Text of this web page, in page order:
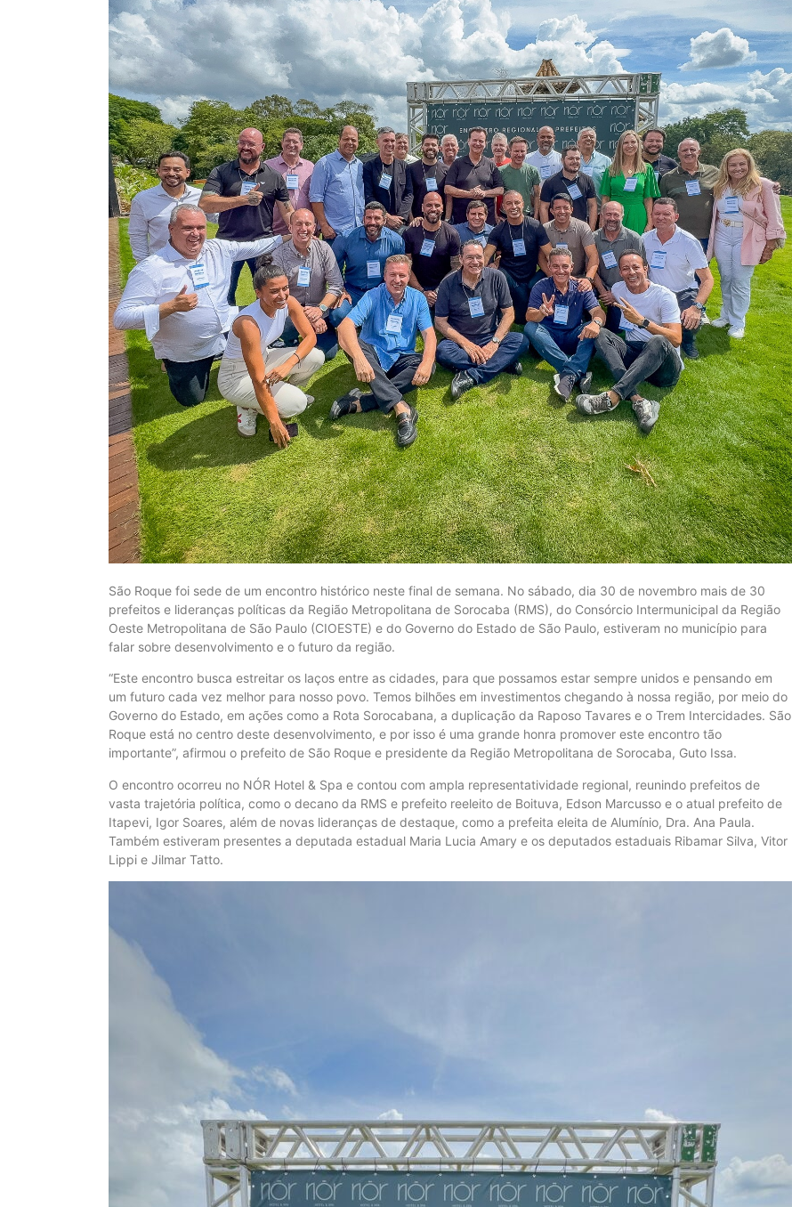
São Roque foi sede de um encontro histórico neste final de semana. No sábado, dia 30 de novembro mais de 30
prefeitos e lideranças políticas da Região Metropolitana de Sorocaba (RMS), do Consórcio Intermunicipal da Região
Oeste Metropolitana de São Paulo (CIOESTE) e do Governo do Estado de São Paulo, estiveram no município para
falar sobre desenvolvimento e o futuro da região.
“Este encontro busca estreitar os laços entre as cidades, para que possamos estar sempre unidos e pensando em
um futuro cada vez melhor para nosso povo. Temos bilhões em investimentos chegando à nossa região, por meio do
Governo do Estado, em ações como a Rota Sorocabana, a duplicação da Raposo Tavares e o Trem Intercidades. São
Roque está no centro deste desenvolvimento, e por isso é uma grande honra promover este encontro tão
importante”, afirmou o prefeito de São Roque e presidente da Região Metropolitana de Sorocaba, Guto Issa.
O encontro ocorreu no NÓR Hotel & Spa e contou com ampla representatividade regional, reunindo prefeitos de
vasta trajetória política, como o decano da RMS e prefeito reeleito de Boituva, Edson Marcusso e o atual prefeito de
Itapevi, Igor Soares, além de novas lideranças de destaque, como a prefeita eleita de Alumínio, Dra. Ana Paula.
Também estiveram presentes a deputada estadual Maria Lucia Amary e os deputados estaduais Ribamar Silva, Vitor
Lippi e Jilmar Tatto.